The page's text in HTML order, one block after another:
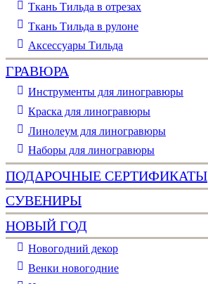
Ткань Тильда в отрезах
Ткань Тильда в рулоне
Аксессуары Тильда
ГРАВЮРА
Инструменты для линогравюры
Краска для линогравюры
Линолеум для линогравюры
Наборы для линогравюры
ПОДАРОЧНЫЕ СЕРТИФИКАТЫ
СУВЕНИРЫ
НОВЫЙ ГОД
Новогодний декор
Венки новогодние